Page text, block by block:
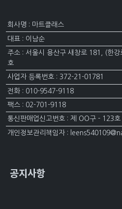
회사명 : 마트클래스
대표 : 이남순
주소 : 서울시 용산구 새창로 181, (한
호
사업자 등록번호 : 372-21-01781
전화 : 010-9547-9118
팩스 : 02-701-9118
통신판매업신고번호 : 제 OO구 - 123호
개인정보관리책임자 :
공지사항